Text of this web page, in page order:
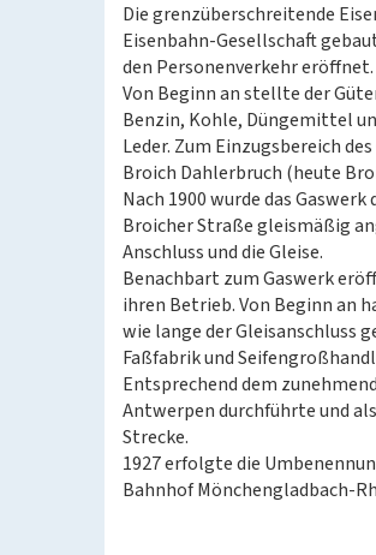
Die grenzüberschreitende
Eisenbahn-Gesellschaft
den Personenverkehr
Von Beginn an stellte der
Benzin, Kohle, Düngemittel
Leder. Zum Einzugsbereich
Broich Dahlerbruch (heute
Nach 1900 wurde das
Broicher Straße gleismäßig
Anschluss und die Gleise.
Benachbart zum Gaswerk
ihren Betrieb. Von Beginn an
wie lange der Gleisanschluss
Faßfabrik und
Entsprechend dem
Antwerpen durchführte und als
Strecke.
1927 erfolgte die
Bahnhof Mönchengladbach-